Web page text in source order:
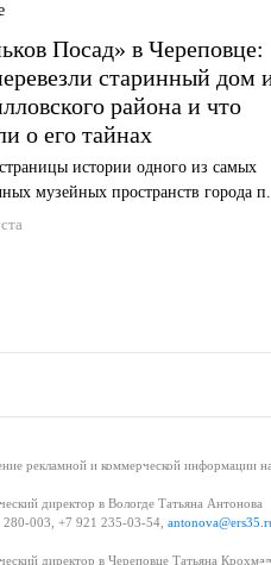
Посад» в Череповце:
старинный дом
района и что
о его тайнах
истории одного из самых
музейных пространств города п...
рекламной и коммерческой информации
директор в Вологде Татьяна Антонова
003, +7 921 235-03-54,
директор в Череповце Татьяна